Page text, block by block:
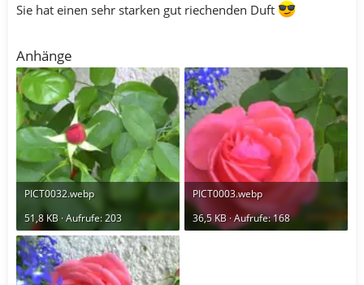
Sie hat einen sehr starken gut riechenden Duft
Anhänge
PICT0032.webp
51,8 KB · Aufrufe: 203
PICT0003.webp
36,5 KB · Aufrufe: 168